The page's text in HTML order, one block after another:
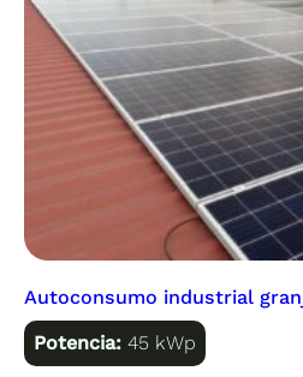
Autoconsumo industrial
Potencia:45 kWp